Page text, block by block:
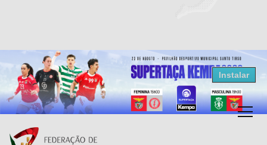
Resultados Andebol
Federação de Andebol de Portugal
Grátis - Disponivel na Play Store
Instalar